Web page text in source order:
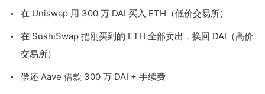
在 Uniswap 用 300 万 DAI 买入 ETH（低价交易所）
在 SushiSwap 把刚买到的 ETH 全部卖出，换回 DAI（高价
交易所）
偿还 Aave 借款 300 万 DAI + 手续费